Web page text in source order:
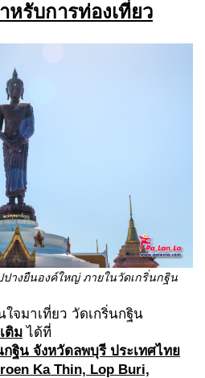
หรับการท่องเที่ยว
างยืนองค์ใหญ่ ภายในวัดเกริ่นกฐิน
ใจมาเที่ยว วัดเกริ่นกฐิน
ติม ได้ที่
กฐิน จังหวัดลพบุรีประเทศไทย
Ka Thin, Lop Buri,